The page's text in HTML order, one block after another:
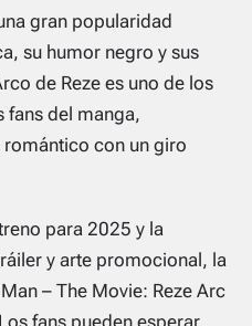
gran popularidad
su humor negro y sus
de Reze es uno de los
fans del manga,
con un giro
para 2025 y la
y arte promocional, la
– The Movie: Reze Arc